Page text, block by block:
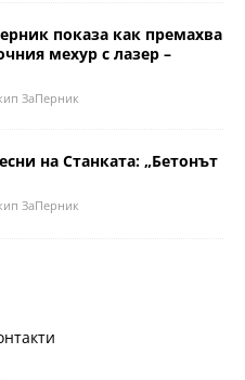
показа как премахва
мехур с лазер –
ЗаПерник
на Станката: „Бетонът
ЗаПерник